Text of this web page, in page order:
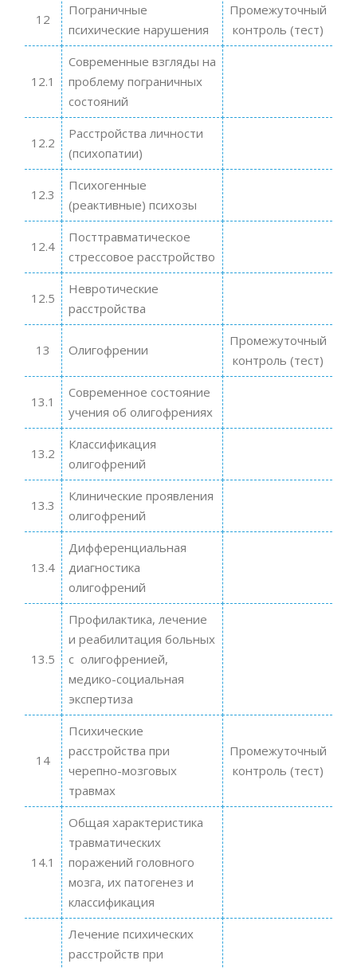
12
Пограничные
психические нарушения
Промежуточный
контроль (тест)
12.1
Современные взгляды на
проблему пограничных
состояний
12.2
Расстройства личности
(психопатии)
12.3
Психогенные
(реактивные) психозы
12.4
Посттравматическое
стрессовое расстройство
12.5
Невротические
расстройства
13 Олигофрении
Промежуточный
контроль (тест)
13.1
Современное состояние
учения об олигофрениях
13.2
Классификация
олигофрений
13.3
Клинические проявления
олигофрений
13.4
Дифференциальная
диагностика
олигофрений
13.5
Профилактика, лечение
и реабилитация больных
с олигофренией,
медико-социальная
экспертиза
14
Психические
расстройства при
черепно-мозговых
травмах
Промежуточный
контроль (тест)
14.1
Общая характеристика
травматических
поражений головного
мозга, их патогенез и
классификация
Лечение психических
расстройств при